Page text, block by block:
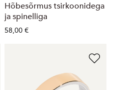
Hõbesõrmus tsirkoonidega
ja spinelliga
58,00 €